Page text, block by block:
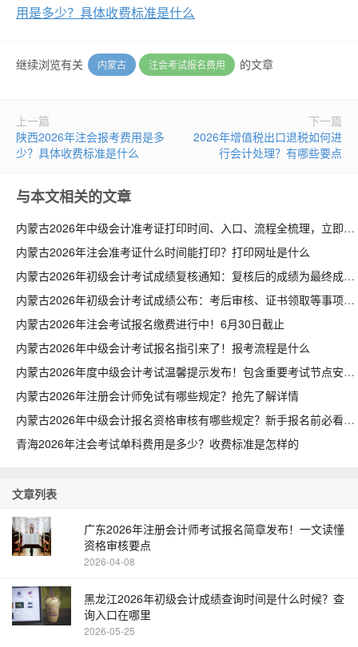
用是多少？具体收费标准是什么
继续浏览有关 内蒙古 注会考试报名费用 的文章
上一篇
陕西2026年注会报考费用是多
少？具体收费标准是什么
下一篇
2026年增值税出口退税如何进
行会计处理？有哪些要点
与本文相关的文章
内蒙古2026年中级会计准考证打印时间、入口、流程全梳理，立即查看
内蒙古2026年注会准考证什么时间能打印？打印网址是什么
内蒙古2026年初级会计考试成绩复核通知：复核后的成绩为最终成绩
内蒙古2026年初级会计考试成绩公布：考后审核、证书领取等事项说明
内蒙古2026年注会考试报名缴费进行中！6月30日截止
内蒙古2026年中级会计考试报名指引来了！报考流程是什么
内蒙古2026年度中级会计考试温馨提示发布！包含重要考试节点安排
内蒙古2026年注册会计师免试有哪些规定？抢先了解详情
内蒙古2026年中级会计报名资格审核有哪些规定？新手报名前必看
青海2026年注会考试单科费用是多少？收费标准是怎样的
文章列表
广东2026年注册会计师考试报名简章发布！一文读懂
资格审核要点
2026-04-08
黑龙江2026年初级会计成绩查询时间是什么时候？查
询入口在哪里
2026-05-25